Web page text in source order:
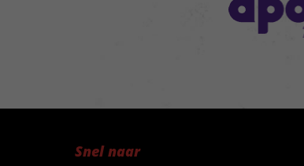
Snel naar